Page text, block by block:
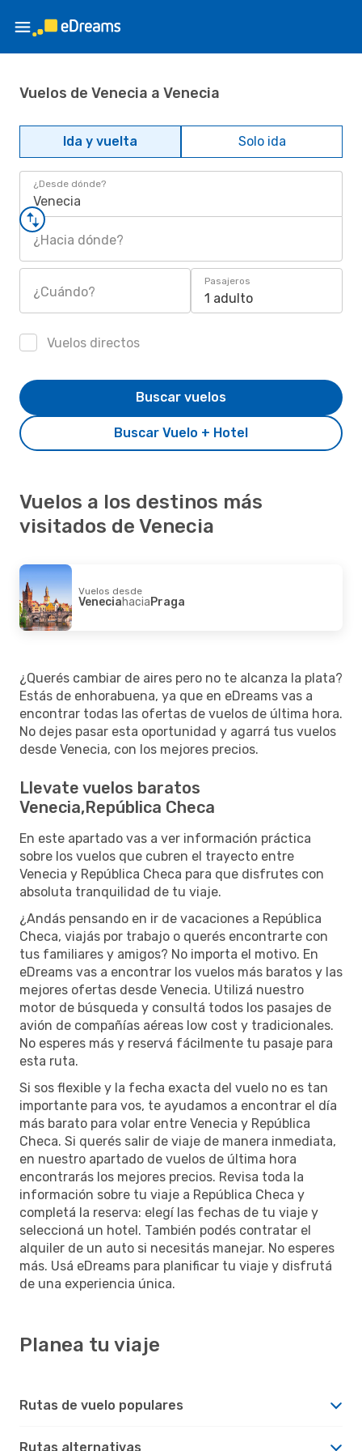
Vuelos de Venecia a Venecia
Ida y vuelta Solo ida
¿Desde dónde?
Venecia
¿Hacia dónde?
¿Cuándo?
Pasajeros
1 adulto
Vuelos directos
Buscar Vuelo + Hotel
Buscar vuelos
Vuelos a los destinos más
visitados de Venecia
Vuelos desde
VeneciahaciaPraga
¿Querés cambiar de aires pero no te alcanza la plata?
Estás de enhorabuena, ya que en eDreams vas a
encontrar todas las ofertas de vuelos de última hora.
No dejes pasar esta oportunidad y agarrá tus vuelos
desde Venecia, con los mejores precios.
Llevate vuelos baratos
Venecia,República Checa
En este apartado vas a ver información práctica
sobre los vuelos que cubren el trayecto entre
Venecia y República Checa para que disfrutes con
absoluta tranquilidad de tu viaje.
¿Andás pensando en ir de vacaciones a República
Checa, viajás por trabajo o querés encontrarte con
tus familiares y amigos? No importa el motivo. En
eDreams vas a encontrar los vuelos más baratos y las
mejores ofertas desde Venecia. Utilizá nuestro
motor de búsqueda y consultá todos los pasajes de
avión de compañías aéreas low cost y tradicionales.
No esperes más y reservá fácilmente tu pasaje para
esta ruta.
Si sos flexible y la fecha exacta del vuelo no es tan
importante para vos, te ayudamos a encontrar el día
más barato para volar entre Venecia y República
Checa. Si querés salir de viaje de manera inmediata,
en nuestro apartado de vuelos de última hora
encontrarás los mejores precios. Revisa toda la
información sobre tu viaje a República Checa y
completá la reserva: elegí las fechas de tu viaje y
seleccioná un hotel. También podés contratar el
alquiler de un auto si necesitás manejar. No esperes
más. Usá eDreams para planificar tu viaje y disfrutá
de una experiencia única.
Planea tu viaje
Rutas de vuelo populares
Rutas alternativas